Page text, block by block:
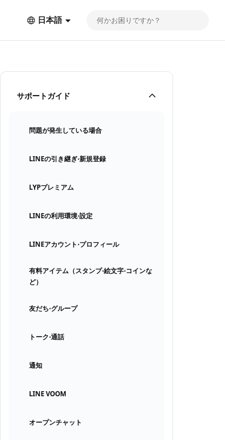
日本語
サポートガイド
問題が発生している場合
LINEの引き継ぎ⋅新規登録
LYPプレミアム
LINEの利用環境⋅設定
LINEアカウント⋅プロフィール
有料アイテム（スタンプ⋅絵文字⋅コインな
ど）
友だち⋅グループ
トーク⋅通話
通知
LINE VOOM
オープンチャット